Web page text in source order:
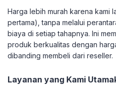
Harga lebih murah karena kami
pertama), tanpa melalui
biaya di setiap tahapnya. Ini
produk berkualitas dengan
dibanding membeli dari reseller.
Layanan yang Kami